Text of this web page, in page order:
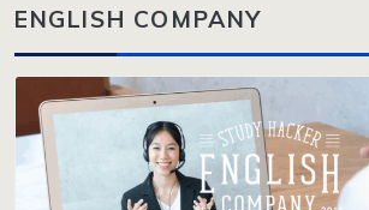
ENGLISH COMPANY